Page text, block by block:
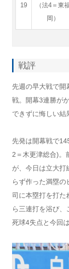
19
（法4＝東
岡）
戦評
先週の早大戦で開
戦。開幕3連勝が
できずに悔しい結
先発は開幕戦で
2＝木更津総合)。
が、今日は立大打
らず作った満塁
司に本塁打を打た
ら三連打を浴び
死球4失点と今回